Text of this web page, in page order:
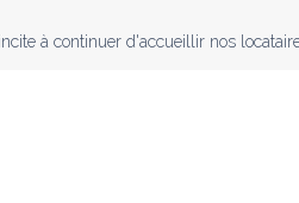
à continuer d'accueillir nos